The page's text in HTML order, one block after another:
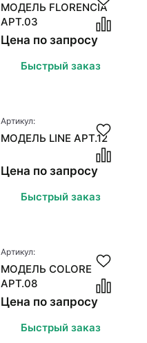
МОДЕЛЬ FLORENCIA
АРТ.03
Цена по запросу
Быстрый заказ
Артикул:
МОДЕЛЬ LINE АРТ.12
Цена по запросу
Быстрый заказ
Артикул:
МОДЕЛЬ COLORE
АРТ.08
Цена по запросу
Быстрый заказ